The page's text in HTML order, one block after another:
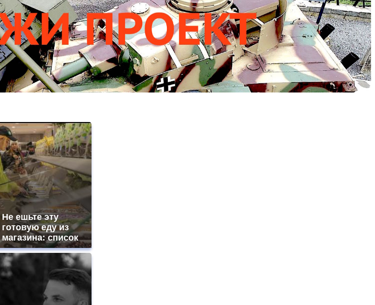
Не ешьте эту
готовую еду из
магазина: список